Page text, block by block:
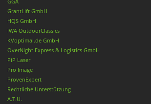
GrantLift GmbH
HQS GmbH
IWA OutdoorClassics
KVoptimal.de GmbH
OverNight Express & Logistics GmbH
PiP Laser
Pro Image
ProvenExpert
Rechtliche Unterstützung
A.T.U.